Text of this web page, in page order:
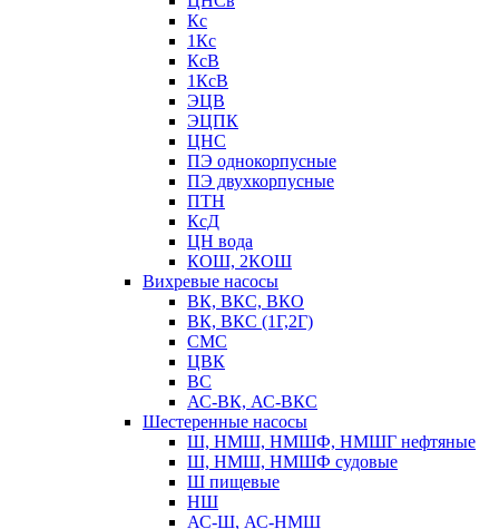
Кс
1Кс
КсВ
1КсВ
ЭЦВ
ЭЦПК
ЦНС
ПЭ однокорпусные
ПЭ двухкорпусные
ПТН
КсД
ЦН вода
КОШ, 2КОШ
Вихревые насосы
ВК, ВКС, ВКО
ВК, ВКС (1Г,2Г)
СМС
ЦВК
ВС
АС-ВК, АС-ВКС
Шестеренные насосы
Ш, НМШ, НМШФ, НМШГ нефтяные
Ш, НМШ, НМШФ судовые
Ш пищевые
НШ
АС-Ш, АС-НМШ